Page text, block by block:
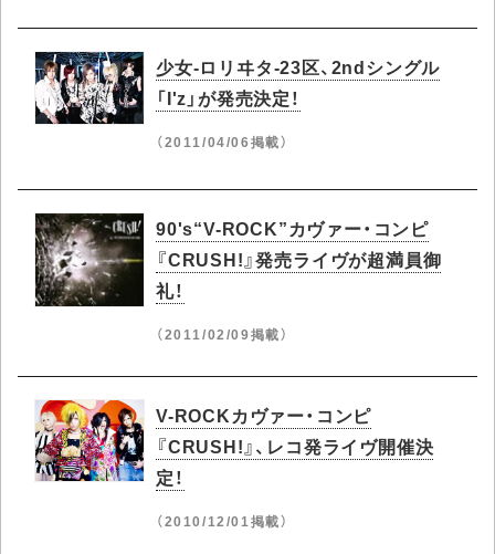
少女-ロリヰタ-23区、2ndシングル
「I'z」が発売決定！
（2011/04/06掲載）
90's“V-ROCK”カヴァー・コンピ
『CRUSH!』発売ライヴが超満員御
礼！
（2011/02/09掲載）
V-ROCKカヴァー・コンピ
『CRUSH!』、レコ発ライヴ開催決
定！
（2010/12/01掲載）